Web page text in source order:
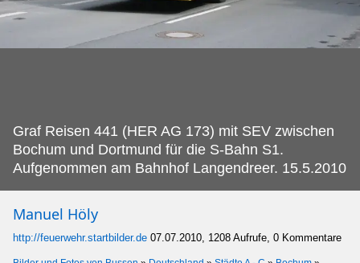
Graf Reisen 441 (HER AG 173) mit SEV zwischen
Bochum und Dortmund für die S-Bahn S1.
Aufgenommen am Bahnhof Langendreer. 15.5.2010
Manuel Höly
http://feuerwehr.startbilder.de 07.07.2010, 1208 Aufrufe, 0 Kommentare